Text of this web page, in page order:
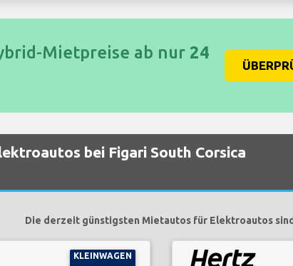
Mietpreise ab nur 24
bei Figari South Corsica
Die derzeit günstigsten Mietautos für Elektroautos
KLEINWAGEN